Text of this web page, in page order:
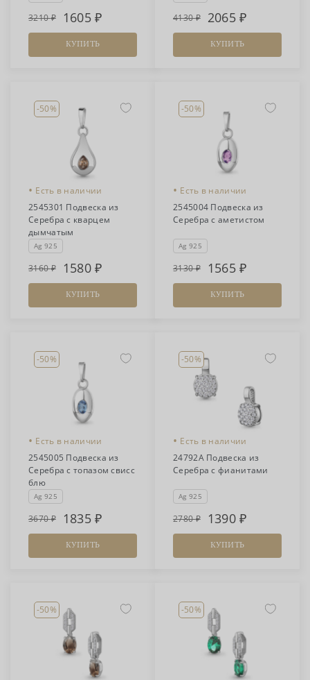
3210 1605
КУПИТЬ
4130 2065
КУПИТЬ
-50%
• Есть в наличии
2545301 Подвеска из
Серебра с кварцем
дымчатым
Ag 925
3160 1580
КУПИТЬ
-50%
• Есть в наличии
2545004 Подвеска из
Серебра с аметистом
Ag 925
3130 1565
КУПИТЬ
-50%
• Есть в наличии
2545005 Подвеска из
Серебра с топазом свисс
блю
Ag 925
3670 1835
КУПИТЬ
-50%
• Есть в наличии
24792А Подвеска из
Серебра с фианитами
Ag 925
2780 1390
КУПИТЬ
-50% -50%